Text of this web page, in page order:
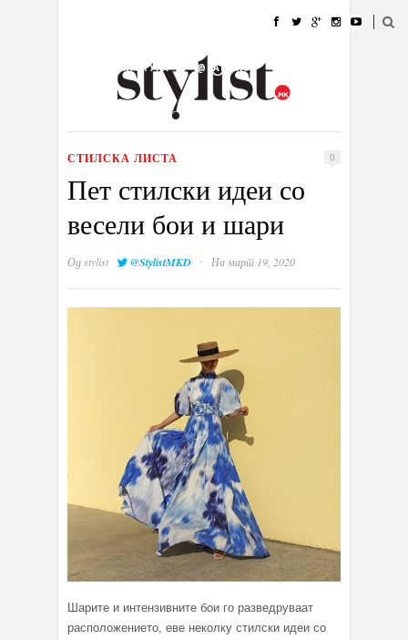
УБАВИНА
КУЛТУРА @РАБОТА
ИЗЛОГ
СТИЛСКА ЛИСТА 0
Пет стилски идеи со
весели бои и шари
Одstylist @StylistMKD · На март 19, 2020
Шарите и интензивните бои го разведруваат
расположението, еве неколку стилски идеи со